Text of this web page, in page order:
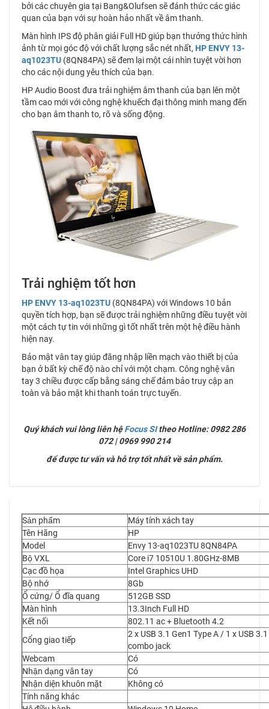
bởi các chuyên gia tại Bang&Olufsen sẽ đánh thức các giác
quan của bạn với sự hoàn hảo nhất về âm thanh.
Màn hình IPS độ phân giải Full HD giúp bạn thưởng thức hình
ảnh từ mọi góc độ với chất lượng sắc nét nhất, HP ENVY 13-
aq1023TU (8QN84PA) sẽ đem lại một cái nhìn tuyệt vời hơn
cho các nội dung yêu thích của bạn.
HP Audio Boost đưa trải nghiệm âm thanh của bạn lên một
tầm cao mới với công nghệ khuếch đại thông minh mang đến
cho bạn âm thanh to, rõ và sống động.
Trải nghiệm tốt hơn
HP ENVY 13-aq1023TU (8QN84PA) với Windows 10 bản
quyền tích hợp, bạn sẽ được trải nghiệm những điều tuyệt vời
một cách tự tin với những gì tốt nhất trên một hệ điều hành
hiện nay.
Bảo mật vân tay giúp đăng nhập liền mạch vào thiết bị của
bạn ở bất kỳ chế độ nào chỉ với một chạm. Công nghệ vân
tay 3 chiều được cấp bằng sáng chế đảm bảo truy cập an
toàn và bảo mật khi thanh toán trực tuyến.
Quý khách vui lòng liên hệFocus SItheo Hotline: 0982 286
072 | 0969 990 214
để được tư vấn và hỗ trợ tốt nhất về sản phẩm.
Sản phẩm
Máy tính xách tay
Tên Hãng
HP
Model
Envy 13-aq1023TU 8QN84PA
Bộ VXL
Core i7 10510U 1.80GHz-8MB
Cạc đồ họa
Intel Graphics UHD
Bộ nhớ
8Gb
Ổ cứng/ Ổ đĩa quang
512GB SSD
Màn hình
13.3Inch Full HD
Kết nối
802.11 ac + Bluetooth 4.2
Cổng giao tiếp
2 x USB 3.1 Gen1 Type A / 1 x USB
combo jack
Webcam
Có
Nhận dạng vân tay
Có
Nhận diện khuôn mặt
Không có
Tính năng khác